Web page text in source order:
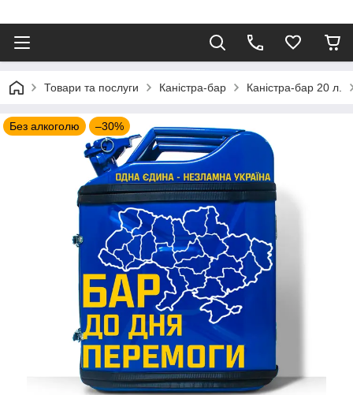
Товари та послуги Каністра-бар Каністра-бар 20 л.
Без алкоголю –30%